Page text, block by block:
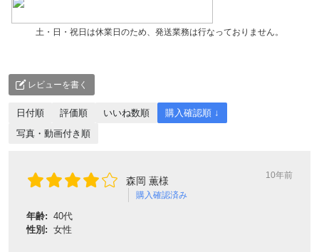
土・日・祝日は休業日のため、発送業務は行なっておりません。
レビューを書く
日付順 評価順 いいね数順
購入確認順 ↓
写真・動画付き順
森岡 薫様
購入確認済み
10年前
年齢: 40代
性別: 女性